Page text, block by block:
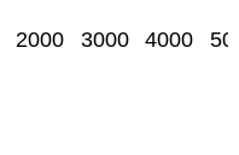
2000 3000 4000